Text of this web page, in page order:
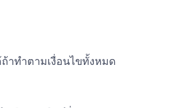
าทำตามเงื่อนไขทั้งหมด